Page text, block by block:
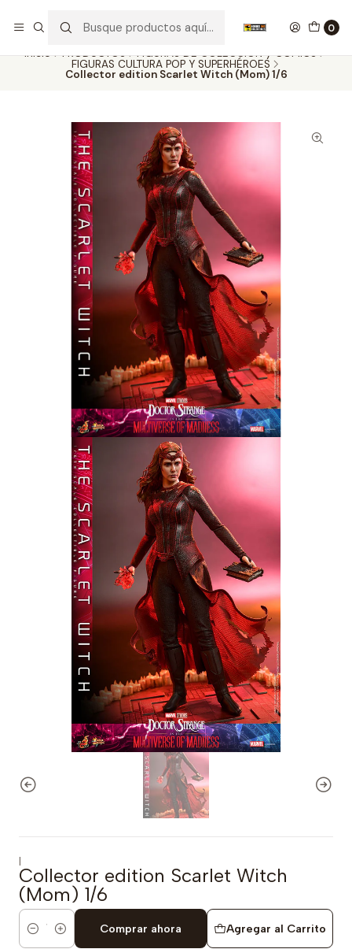
0
Inicio PRODUCTOS
FIGURAS DE COLECCIÓN y COMICS
FIGURAS CULTURA POP Y SUPERHÉROES
Collector edition Scarlet Witch (Mom) 1/6
|
Collector edition Scarlet Witch
(Mom) 1/6
Cantidad
Agregar al Carrito
Comprar ahora